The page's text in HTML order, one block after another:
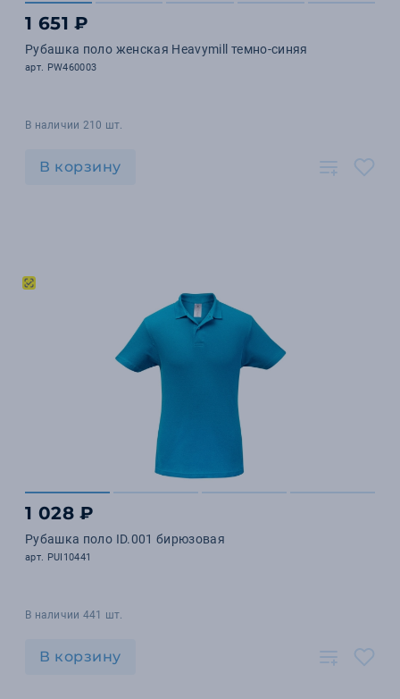
1 651 ₽
Рубашка поло женская Heavymill темно-синяя
арт. PW460003
В наличии 210 шт.
В корзину
1 028 ₽
Рубашка поло ID.001 бирюзовая
арт. PUI10441
В наличии 441 шт.
В корзину